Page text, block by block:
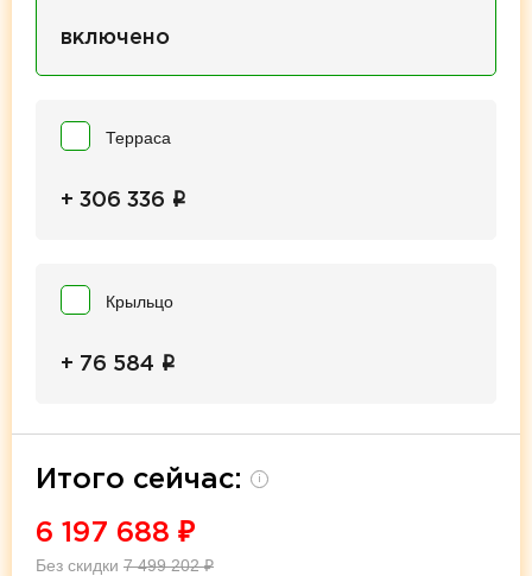
включено
Терраса
+ 306 336 i
Крыльцо
+ 76 584 i
Итого сейчас: i
6 197 688 ₽
Без скидки 7 499 202₽